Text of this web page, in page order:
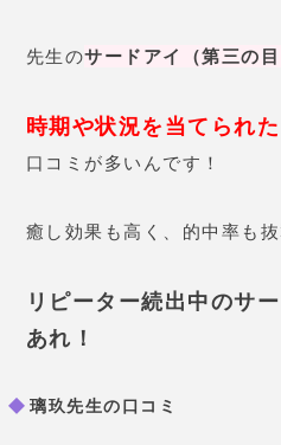
先生のサードアイ（第三の目
時期や状況を当てられ
口コミが多いんです！
癒し効果も高く、的中率も抜
リピーター続出中のサ
あれ！
璃玖先生の口コミ